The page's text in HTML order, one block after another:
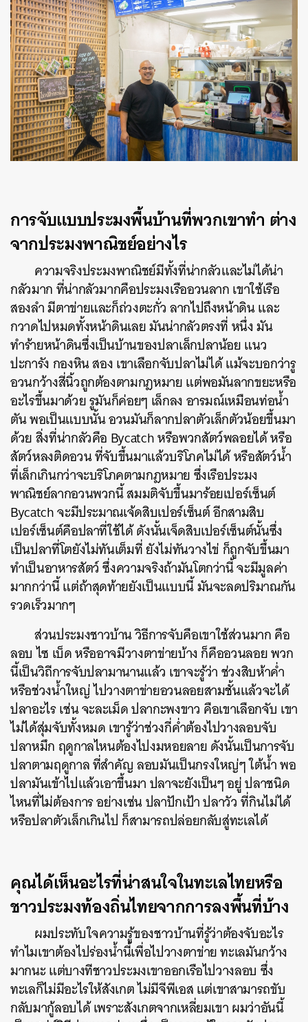
การจับแบบประมงพื้นบ้านที่พวกเขาทำ ต่าง
จากประมงพาณิชย์อย่างไร
ความจริงประมงพาณิชย์มีทั้งที่น่ากลัวและไม่ได้น่า
กลัวมาก ที่น่ากลัวมากคือประมงเรืออวนลาก เขาใช้เรือ
สองลำ มีตาข่ายและก็ถ่วงตะกั่ว ลากไปถึงหน้าดิน และ
กวาดไปหมดทั้งหน้าดินเลย มันน่ากลัวตรงที่ หนึ่ง มัน
ทำร้ายหน้าดินซึ่งเป็นบ้านของปลาเล็กปลาน้อย แนว
ปะการัง กองหิน สอง เขาเลือกจับปลาไม่ได้ แม้จะบอกว่ารู
อวนกว้างสี่นิ้วถูกต้องตามกฎหมาย แต่พอมันลากขยะหรือ
อะไรขึ้นมาด้วย รูมันก็ค่อยๆ เล็กลง อารมณ์เหมือนท่อน้ำ
ตัน พอเป็นแบบนั้น อวนมันก็ลากปลาตัวเล็กตัวน้อยขึ้นมา
ด้วย สิ่งที่น่ากลัวคือ Bycatch หรือพวกสัตว์พลอยได้ หรือ
สัตว์หลงติดอวน ที่จับขึ้นมาแล้วบริโภคไม่ได้ หรือสัตว์น้ำ
ที่เล็กเกินกว่าจะบริโภคตามกฎหมาย ซึ่งเรือประมง
พาณิชย์ลากอวนพวกนี้ สมมติจับขึ้นมาร้อยเปอร์เซ็นต์
Bycatch จะมีประมาณเจ้ดสิบเปอร์เซ็นต์ อีกสามสิบ
เปอร์เซ็นต์คือปลาที่ใช้ได้ ดังนั้นเจ็ดสิบเปอร์เซ็นต์นั้นซึ่ง
เป็นปลาที่โตยังไม่ทันเต็มที่ ยังไม่ทันวางไข่ ก็ถูกจับขึ้นมา
ทำเป็นอาหารสัตว์ ซึ่งความจริงถ้ามันโตกว่านี้ จะมีมูลค่า
มากกว่านี้ แต่ถ้าสุดท้ายยังเป็นแบบนี้ มันจะลดปริมาณกัน
รวดเร็วมากๆ
ส่วนประมงชาวบ้าน วิธีการจับคือเขาใช้ส่วนมาก คือ
ลอบ ไซ เบ็ด หรืออาจมีวางตาข่ายบ้าง ก็คืออวนลอย พวก
นี้เป็นวิถีการจับปลามานานแล้ว เขาจะรู้ว่า ช่วงสิบห้าค่ำ
หรือช่วงน้ำใหญ่ ไปวางตาข่ายอวนลอยสามชั้นแล้วจะได้
ปลาอะไร เช่น จะละเม็ด ปลากะพงขาว คือเขาเลือกจับ เขา
ไม่ได้สุ่มจับทั้งหมด เขารู้ว่าช่วงกี่ค่ำต้องไปวางลอบจับ
ปลาหมึก ฤดูกาลไหนต้องไปงมหอยลาย ดังนั้นเป็นการจับ
ปลาตามฤดูกาล ที่สำคัญ ลอบมันเป็นกรงใหญ่ๆ ใต้น้ำ พอ
ปลามันเข้าไปแล้วเอาขึ้นมา ปลาจะยังเป็นๆ อยู่ ปลาชนิด
ไหนที่ไม่ต้องการ อย่างเช่น ปลาปักเป้า ปลาวัว ที่กินไม่ได้
หรือปลาตัวเล็กเกินไป ก็สามารถปล่อยกลับสู่ทะเลได้
คุณได้เห็นอะไรที่น่าสนใจในทะเลไทยหรือ
ชาวประมงท้องถิ่นไทยจากการลงพื้นที่บ้าง
ผมประทับใจความรู้ของชาวบ้านที่รู้ว่าต้องจับอะไร
ทำไมเขาต้องไปร่องน้ำนี้เพื่อไปวางตาข่าย ทะเลมันกว้าง
มากนะ แต่บางทีชาวประมงเขาออกเรือไปวางลอบ ซึ่ง
ทะเลก็ไม่มีอะไรให้สังเกต ไม่มีจีพีเอส แต่เขาสามารถขับ
กลับมากู้ลอบได้ เพราะสังเกตจากเหลี่ยมเขา ผมว่าอันนี้